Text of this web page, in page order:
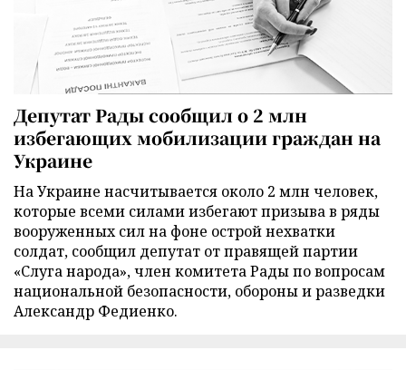
Депутат Рады сообщил о 2 млн
избегающих мобилизации граждан на
Украине
На Украине насчитывается около 2 млн человек,
которые всеми силами избегают призыва в ряды
вооруженных сил на фоне острой нехватки
солдат, сообщил депутат от правящей партии
«Слуга народа», член комитета Рады по вопросам
национальной безопасности, обороны и разведки
Александр Федиенко.